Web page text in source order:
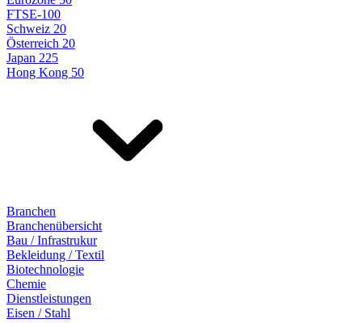
FTSE-100
Schweiz 20
Österreich 20
Japan 225
Hong Kong 50
Branchen
Branchenübersicht
Bau / Infrastrukur
Bekleidung / Textil
Biotechnologie
Chemie
Dienstleistungen
Eisen / Stahl